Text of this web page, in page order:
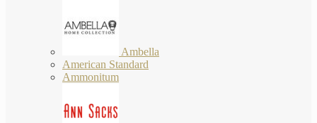
Ambella
American Standard
Ammonitum